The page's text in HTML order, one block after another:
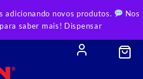
adicionando novos produtos.
Nos
saber mais! Dispensar